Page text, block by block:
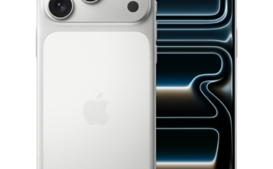
Гарантия